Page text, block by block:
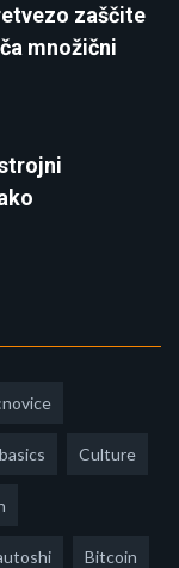
zaščite
množični
Culture
Bitcoin